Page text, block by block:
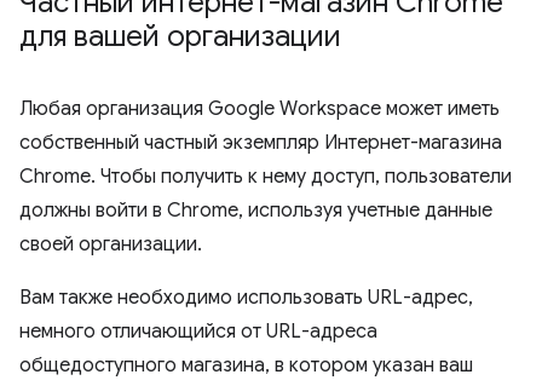
для вашей организации
Любая организация Google Workspace может иметь
собственный частный экземпляр Интернет-магазина
Chrome. Чтобы получить к нему доступ, пользователи
должны войти в Chrome, используя учетные данные
своей организации.
Вам также необходимо использовать URL-адрес,
немного отличающийся от URL-адреса
общедоступного магазина, в котором указан ваш